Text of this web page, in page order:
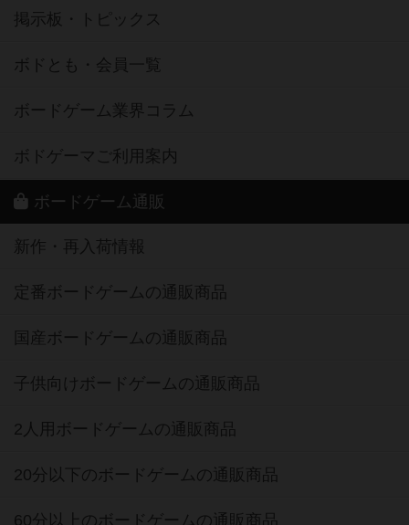
掲示板・トピックス
ボドとも・会員一覧
ボードゲーム業界コラム
ボドゲーマご利用案内
ボードゲーム通販
新作・再入荷情報
定番ボードゲームの通販商品
国産ボードゲームの通販商品
子供向けボードゲームの通販商品
2人用ボードゲームの通販商品
20分以下のボードゲームの通販商品
60分以上のボードゲームの通販商品